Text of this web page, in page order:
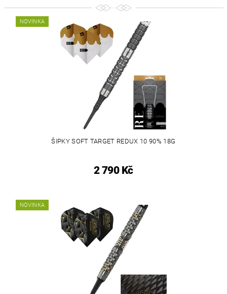
NOVINKA
ŠIPKY SOFT TARGET REDUX 10 90% 18G
2 790 Kč
NOVINKA